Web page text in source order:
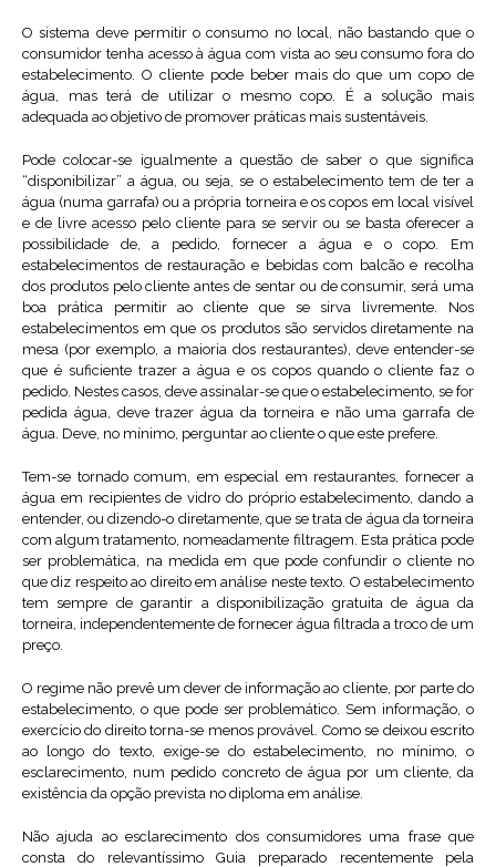
O sistema deve permitir o consumo no local, não bastando que o
consumidor tenha acesso à água com vista ao seu consumo fora do
estabelecimento. O cliente pode beber mais do que um copo de
água, mas terá de utilizar o mesmo copo. É a solução mais
adequada ao objetivo de promover práticas mais sustentáveis.
Pode colocar-se igualmente a questão de saber o que significa
“disponibilizar” a água, ou seja, se o estabelecimento tem de ter a
água (numa garrafa) ou a própria torneira e os copos em local visível
e de livre acesso pelo cliente para se servir ou se basta oferecer a
possibilidade de, a pedido, fornecer a água e o copo. Em
estabelecimentos de restauração e bebidas com balcão e recolha
dos produtos pelo cliente antes de sentar ou de consumir, será uma
boa prática permitir ao cliente que se sirva livremente. Nos
estabelecimentos em que os produtos são servidos diretamente na
mesa (por exemplo, a maioria dos restaurantes), deve entender-se
que é suficiente trazer a água e os copos quando o cliente faz o
pedido. Nestes casos, deve assinalar-se que o estabelecimento, se for
pedida água, deve trazer água da torneira e não uma garrafa de
água. Deve, no mínimo, perguntar ao cliente o que este prefere.
Tem-se tornado comum, em especial em restaurantes, fornecer a
água em recipientes de vidro do próprio estabelecimento, dando a
entender, ou dizendo-o diretamente, que se trata de água da torneira
com algum tratamento, nomeadamente filtragem. Esta prática pode
ser problemática, na medida em que pode confundir o cliente no
que diz respeito ao direito em análise neste texto. O estabelecimento
tem sempre de garantir a disponibilização gratuita de água da
torneira, independentemente de fornecer água filtrada a troco de um
preço.
O regime não prevê um dever de informação ao cliente, por parte do
estabelecimento, o que pode ser problemático. Sem informação, o
exercício do direito torna-se menos provável. Como se deixou escrito
ao longo do texto, exige-se do estabelecimento, no mínimo, o
esclarecimento, num pedido concreto de água por um cliente, da
existência da opção prevista no diploma em análise.
Não ajuda ao esclarecimento dos consumidores uma frase que
consta do relevantíssimo Guia preparado recentemente pela